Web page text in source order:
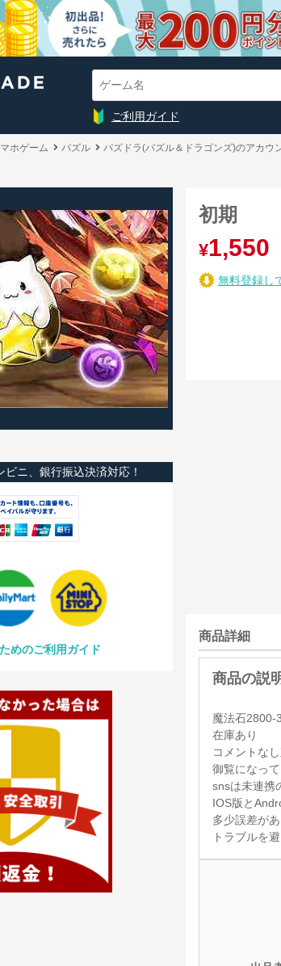
ご利用ガイド
ホゲーム パズル パズドラ(パズル＆ドラゴンズ)のアカウ
ニ、銀行振込決済対応！
めのご利用ガイド
初期
¥1,550
無料登録し
商品詳細
魔法石2800-
在庫あり
コメントな
御覧になっ
snsは未連携
IOS版と
多少誤差が
トラブルを